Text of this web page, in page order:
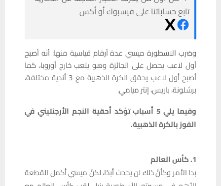
تابع حساباتنا على فيسبوك أو أكس
وضرب الاسطورة ميسي عدة أرقام قياسية منها: أنه أصبح
أول لاعب يحصل على الجائزة وهو يلعب خارج أوروبا، كما
أصبح أول لاعب يحقق الكرة الذهبية مع 3 أندية مختلفة،
برشلونة، باريس، إنتر ميامي.
وفيما يلي 5 أسباب تؤكد أحقية النجم الأرجنتيني في
الفوز بالكرة الذهبية.
1. كأس العالم
بدا الأمر وكأنّ ذلك لن يحدث أبدًا، لكنّ ميسي أكمل القطعة